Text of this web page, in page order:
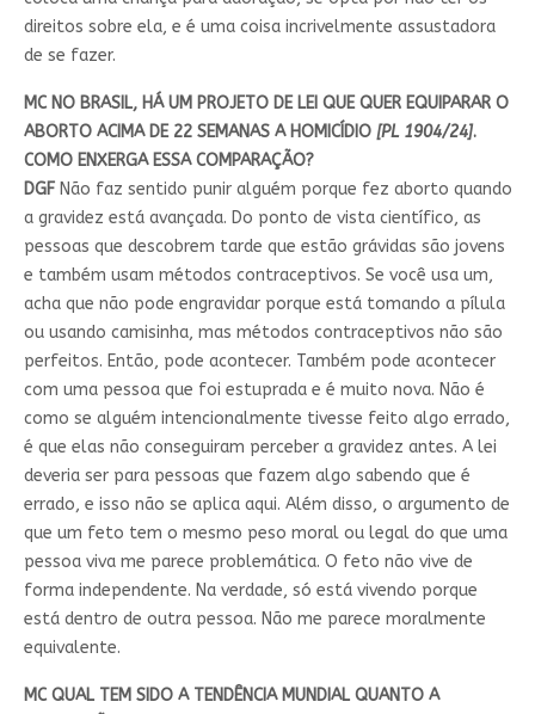
direitos sobre ela, e é uma coisa incrivelmente assustadora
de se fazer.
MC NO BRASIL, HÁ UM PROJETO DE LEI QUE QUER EQUIPARAR O
ABORTO ACIMA DE 22 SEMANAS A HOMICÍDIO [PL 1904/24].
COMO ENXERGA ESSA COMPARAÇÃO?
DGF Não faz sentido punir alguém porque fez aborto quando
a gravidez está avançada. Do ponto de vista científico, as
pessoas que descobrem tarde que estão grávidas são jovens
e também usam métodos contraceptivos. Se você usa um,
acha que não pode engravidar porque está tomando a pílula
ou usando camisinha, mas métodos contraceptivos não são
perfeitos. Então, pode acontecer. Também pode acontecer
com uma pessoa que foi estuprada e é muito nova. Não é
como se alguém intencionalmente tivesse feito algo errado,
é que elas não conseguiram perceber a gravidez antes. A lei
deveria ser para pessoas que fazem algo sabendo que é
errado, e isso não se aplica aqui. Além disso, o argumento de
que um feto tem o mesmo peso moral ou legal do que uma
pessoa viva me parece problemática. O feto não vive de
forma independente. Na verdade, só está vivendo porque
está dentro de outra pessoa. Não me parece moralmente
equivalente.
MC QUAL TEM SIDO A TENDÊNCIA MUNDIAL QUANTO A